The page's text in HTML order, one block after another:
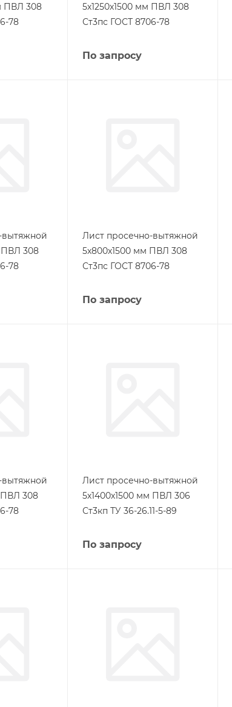
ПВЛ 308
78
5х1250х1500 мм ПВЛ 308
Ст3пс ГОСТ 8706-78
По запросу
вытяжной
ПВЛ 308
78
Лист просечно-вытяжной
5х800х1500 мм ПВЛ 308
Ст3пс ГОСТ 8706-78
По запросу
вытяжной
ПВЛ 308
78
Лист просечно-вытяжной
5х1400х1500 мм ПВЛ 306
Ст3кп ТУ 36-26.11-5-89
По запросу